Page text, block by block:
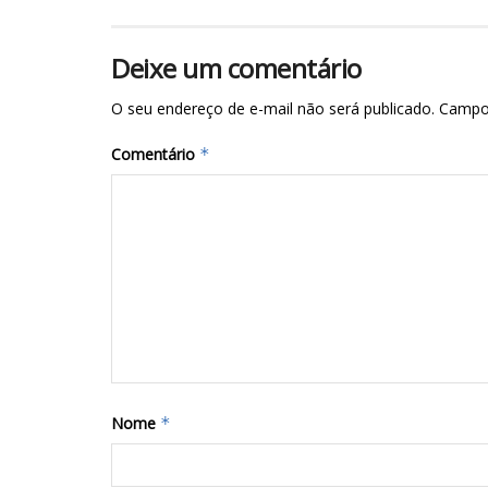
Deixe um comentário
O seu endereço de e-mail não será publicado.
Comentário *
Nome *